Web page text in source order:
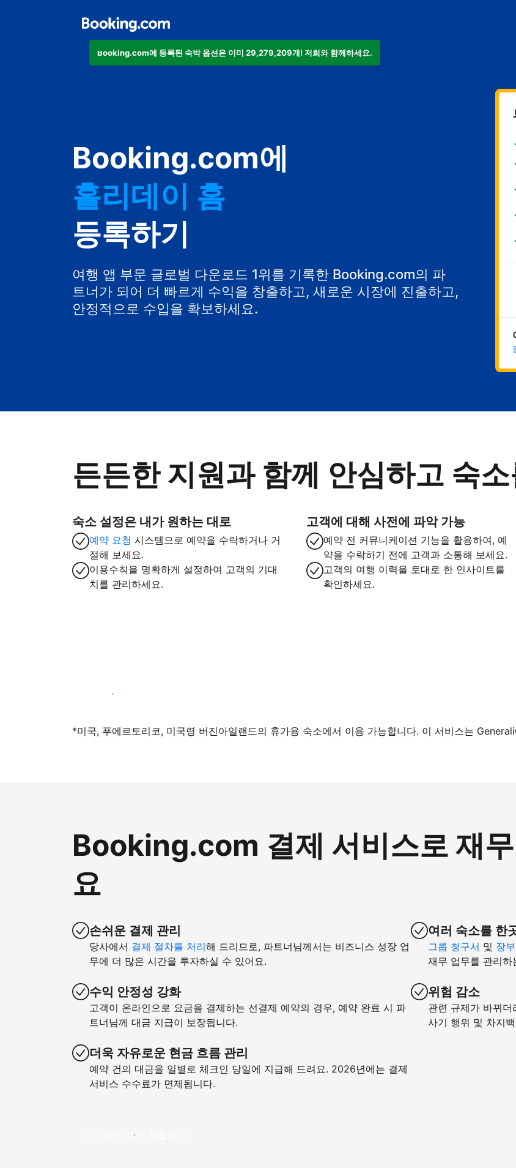
Booking.com에 등록된 숙박 옵션은 이미 29,279,209개! 저희와 함께하세요.
Booking.com에
홀리데이 홈
게스트하우스
비앤비
등록하기
여행 앱 부문 글로벌 다운로드 1위를 기록한 Booking.com의 파
트너가 되어 더 빠르게 수익을 창출하고, 새로운 시장에 진출하고,
안정적으로 수입을 확보하세요.
든든한 지원과 함께 안심하고 숙
숙소 설정은 내가 원하는 대로
예약 요청 시스템으로 예약을 수락하거나 거
절해 보세요.
이용수칙을 명확하게 설정하여 고객의 기대
치를 관리하세요.
고객에 대해 사전에 파악 가능
예약 전 커뮤니케이션 기능을 활용하여, 예
약을 수락하기 전에 고객과 소통해 보세요.
고객의 여행 이력을 토대로 한 인사이트를
확인하세요.
지금 등록하기
*미국, 푸에르토리코, 미국령 버진아일랜드의 휴가용 숙소에서 이용 가능합니다. 이 서비스는
Booking.com 결제 서비스로 재
요
손쉬운 결제 관리
당사에서 결제 절차를 처리해 드리므로, 파트너님께서는 비즈니스 성장 업
무에 더 많은 시간을 투자하실 수 있어요.
수익 안정성 강화
고객이 온라인으로 요금을 결제하는 선결제 예약의 경우, 예약 완료 시 파
트너님께 대금 지급이 보장됩니다.
더욱 자유로운 현금 흐름 관리
예약 건의 대금을 일별로 체크인 당일에 지급해 드려요. 2026년에는 결제
서비스 수수료가 면제됩니다.
여러 숙소를 한
그룹 청구서 및 장
재무 업무를 관리
위험 감소
관련 규제가 바뀌
사기 행위 및 차지
지금 바로 수익 창출하기